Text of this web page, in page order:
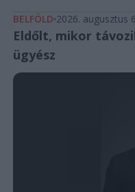
BELFÖLD 2026. augusztus
Eldőlt, mikor
ügyész